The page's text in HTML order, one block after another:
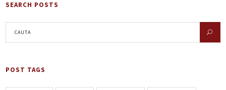
SEARCH POSTS
POST TAGS